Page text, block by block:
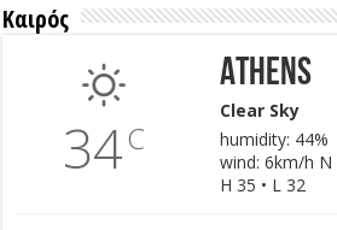
Καιρός
34C
Athens
Clear Sky
humidity: 44%
wind: 6km/h N
H 35 • L 32